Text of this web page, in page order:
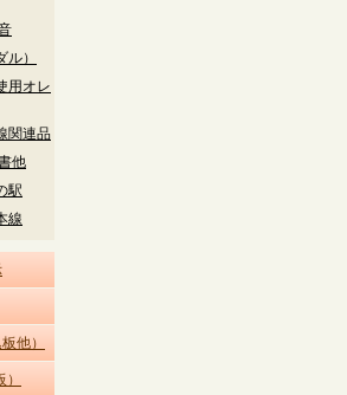
）
用オレ
関連品
他
駅
線
他）